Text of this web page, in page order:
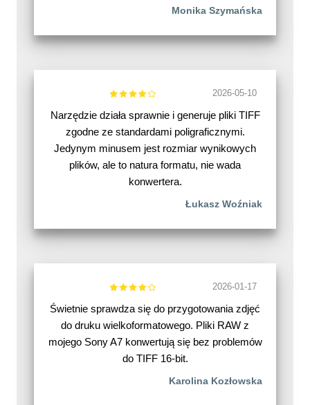
Monika Szymańska
2026-05-10
Narzędzie działa sprawnie i generuje pliki TIFF
zgodne ze standardami poligraficznymi.
Jedynym minusem jest rozmiar wynikowych
plików, ale to natura formatu, nie wada
konwertera.
Łukasz Woźniak
2026-01-17
Świetnie sprawdza się do przygotowania zdjęć
do druku wielkoformatowego. Pliki RAW z
mojego Sony A7 konwertują się bez problemów
do TIFF 16-bit.
Karolina Kozłowska